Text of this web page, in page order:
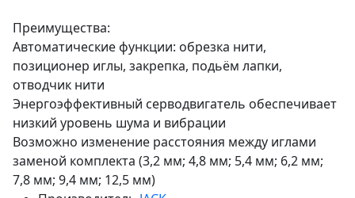
Преимущества:
Автоматические функции: обрезка нити,
позиционер иглы, закрепка, подьём лапки,
отводчик нити
Энергоэффективный серводвигатель обеспечивает
низкий уровень шума и вибрации
Возможно изменение расстояния между иглами
заменой комплекта (3,2 мм; 4,8 мм; 5,4 мм; 6,2 мм;
7,8 мм; 9,4 мм; 12,5 мм)